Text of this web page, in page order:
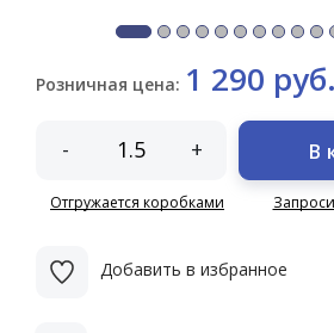
Розничная цена: 1 290 руб.
- +
Отгружается коробками
В
Добавить в избранное